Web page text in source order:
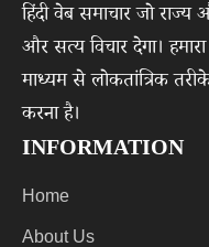
हिंदी वेब समाचार जो
और सत्य विचार देगा। हमारा
माध्यम से लोकतांत्रिक
करना है।
INFORMATION
Home
About Us